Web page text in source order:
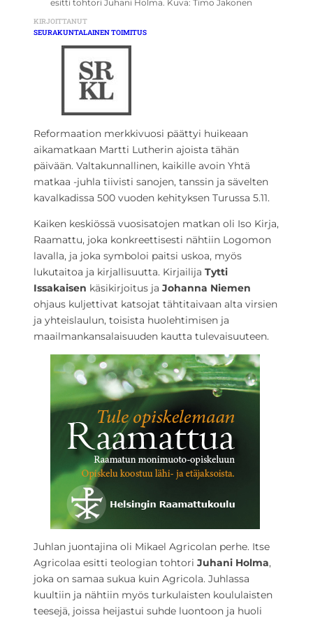
esitti tohtori Juhani Holma. Kuva: Timo Jakonen
KIRJOITTANUT
SEURAKUNTALAINEN TOIMITUS
Reformaation merkkivuosi päättyi huikeaan
aikamatkaan Martti Lutherin ajoista tähän
päivään. Valtakunnallinen, kaikille avoin Yhtä
matkaa -juhla tiivisti sanojen, tanssin ja sävelten
kavalkadissa 500 vuoden kehityksen Turussa 5.11.
Kaiken keskiössä vuosisatojen matkan oli Iso Kirja,
Raamattu, joka konkreettisesti nähtiin Logomon
lavalla, ja joka symboloi paitsi uskoa, myös
lukutaitoa ja kirjallisuutta. Kirjailija Tytti
Issakaisen käsikirjoitus ja Johanna Niemen
ohjaus kuljettivat katsojat tähtitaivaan alta virsien
ja yhteislaulun, toisista huolehtimisen ja
maailmankansalaisuuden kautta tulevaisuuteen.
Juhlan juontajina oli Mikael Agricolan perhe. Itse
Agricolaa esitti teologian tohtori Juhani Holma,
joka on samaa sukua kuin Agricola. Juhlassa
kuultiin ja nähtiin myös turkulaisten koululaisten
teesejä, joissa heijastui suhde luontoon ja huoli